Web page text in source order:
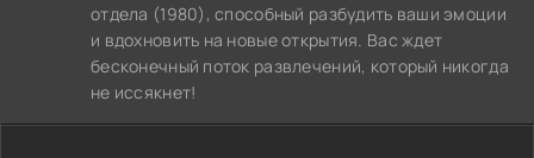
отдела (1980), способный разбудить ваши эмоции
и вдохновить на новые открытия. Вас ждет
бесконечный поток развлечений, который никогда
не иссякнет!